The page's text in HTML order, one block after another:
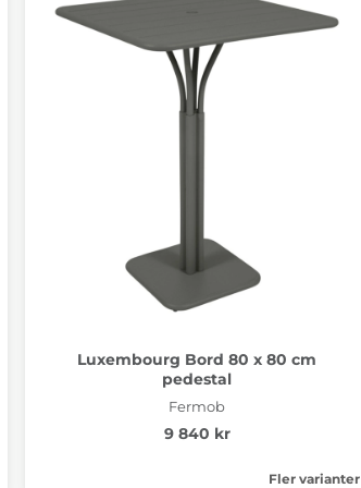
Luxembourg Bord 80 x 80 cm
pedestal
Fermob
9 840 kr
Fler varianter